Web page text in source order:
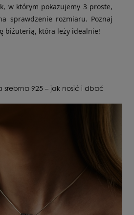
w którym pokazujemy 3 proste,
sprawdzenie rozmiaru. Poznaj
biżuterią, która leży idealnie!
srebrna 925 – jak nosić i dbać